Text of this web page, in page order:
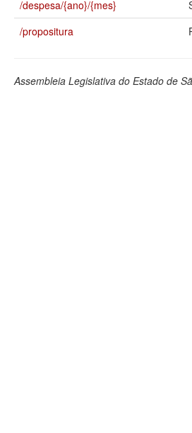
/despesa/{ano}/{mes}
/propositura
Assembleia Legislativa do Estado de